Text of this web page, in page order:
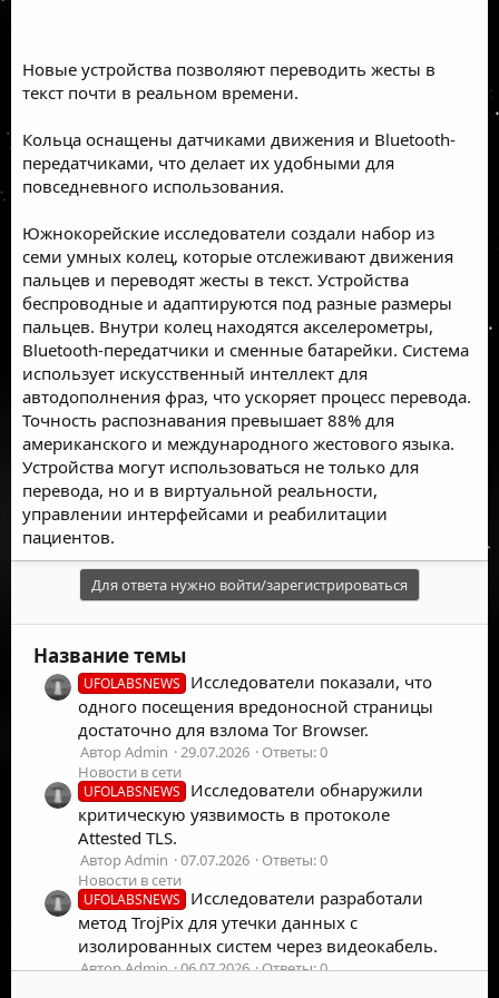
Новые устройства позволяют переводить жесты в
текст почти в реальном времени.
Кольца оснащены датчиками движения и Bluetooth-
передатчиками, что делает их удобными для
повседневного использования.
Южнокорейские исследователи создали набор из
семи умных колец, которые отслеживают движения
пальцев и переводят жесты в текст. Устройства
беспроводные и адаптируются под разные размеры
пальцев. Внутри колец находятся акселерометры,
Bluetooth-передатчики и сменные батарейки. Система
использует искусственный интеллект для
автодополнения фраз, что ускоряет процесс перевода.
Точность распознавания превышает 88% для
американского и международного жестового языка.
Устройства могут использоваться не только для
перевода, но и в виртуальной реальности,
управлении интерфейсами и реабилитации
пациентов.
Для ответа нужно войти/зарегистрироваться
Название темы
UFOLABSNEWS
Исследователи показали, что
одного посещения вредоносной страницы
достаточно для взлома Tor Browser.
Автор Admin 29.07.2026
Ответы: 0
Новости в сети
UFOLABSNEWS
Исследователи обнаружили
критическую уязвимость в протоколе
Attested TLS.
Автор Admin 07.07.2026
Ответы: 0
Новости в сети
UFOLABSNEWS
Исследователи разработали
метод TrojPix для утечки данных с
изолированных систем через видеокабель.
Автор Admin 06.07.2026
Ответы: 0